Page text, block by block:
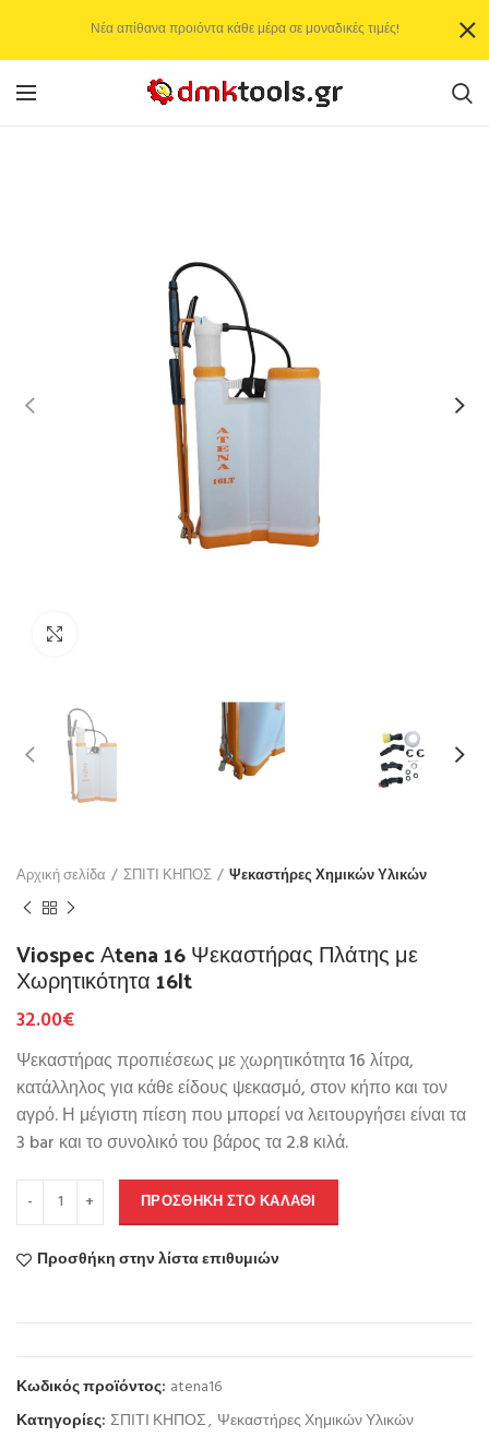
Αρχική σελίδα ΣΠΙΤΙ ΚΗΠΟΣ Ψεκαστήρες Χημικών Υλικών
Viospec Αtena 16 Ψεκαστήρας Πλάτης με
Χωρητικότητα 16lt
32.00€
Ψεκαστήρας προπιέσεως με χωρητικότητα 16 λίτρα,
κατάλληλος για κάθε είδους ψεκασμό, στον κήπο και τον
αγρό. Η μέγιστη πίεση που μπορεί να λειτουργήσει είναι τα
3 bar και το συνολικό του βάρος τα 2.8 κιλά.
ΠΡΟΣΘΉΚΗ ΣΤΟ ΚΑΛΆΘΙ
Προσθήκη στην λίστα επιθυμιών
Κωδικός προϊόντος: atena16
Κατηγορίες: ΣΠΙΤΙ ΚΗΠΟΣ, Ψεκαστήρες Χημικών Υλικών
Νέα απίθανα προιόντα κάθε μέρα σε μοναδικές τιμές!